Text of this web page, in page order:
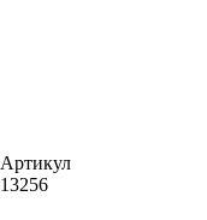
Артикул
13256